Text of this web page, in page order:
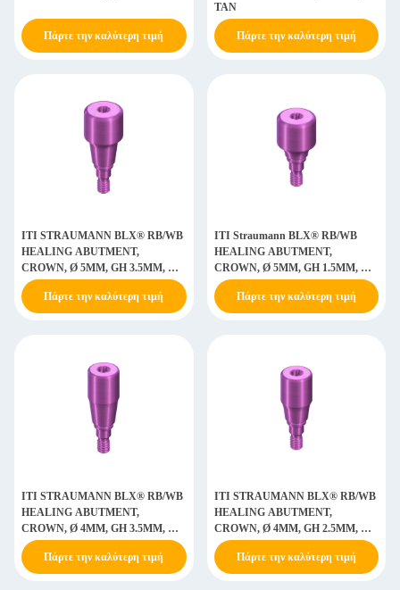
Πάρτε την καλύτερη τιμή
TAN
Πάρτε την καλύτερη τιμή
ΙΤΙ STRAUMANN BLX® RB/WB
HEALING ABUTMENT,
CROWN, Ø 5MM, GH 3.5MM, AH
2MM/4MM, TITANIUM GR5 ELI
Πάρτε την καλύτερη τιμή
ΙΤΙ Straumann BLX® RB/WB
HEALING ABUTMENT,
CROWN, Ø 5MM, GH 1.5MM, AH
2MM/4MM, TITANIUM GR5 ELI
Πάρτε την καλύτερη τιμή
ΙΤΙ STRAUMANN BLX® RB/WB
HEALING ABUTMENT,
CROWN, Ø 4MM, GH 3.5MM, AH
2MM/4MM, TITANIUM GR5 ELI
Πάρτε την καλύτερη τιμή
ΙΤΙ STRAUMANN BLX® RB/WB
HEALING ABUTMENT,
CROWN, Ø 4MM, GH 2.5MM, AH
2MM/4MM, TITANIUM GR5 ELI
Πάρτε την καλύτερη τιμή